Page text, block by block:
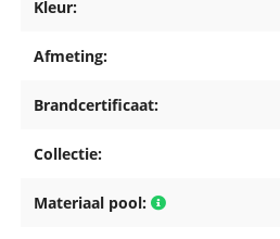
Kleur:
Afmeting:
Brandcertificaat:
Collectie:
Materiaal pool: